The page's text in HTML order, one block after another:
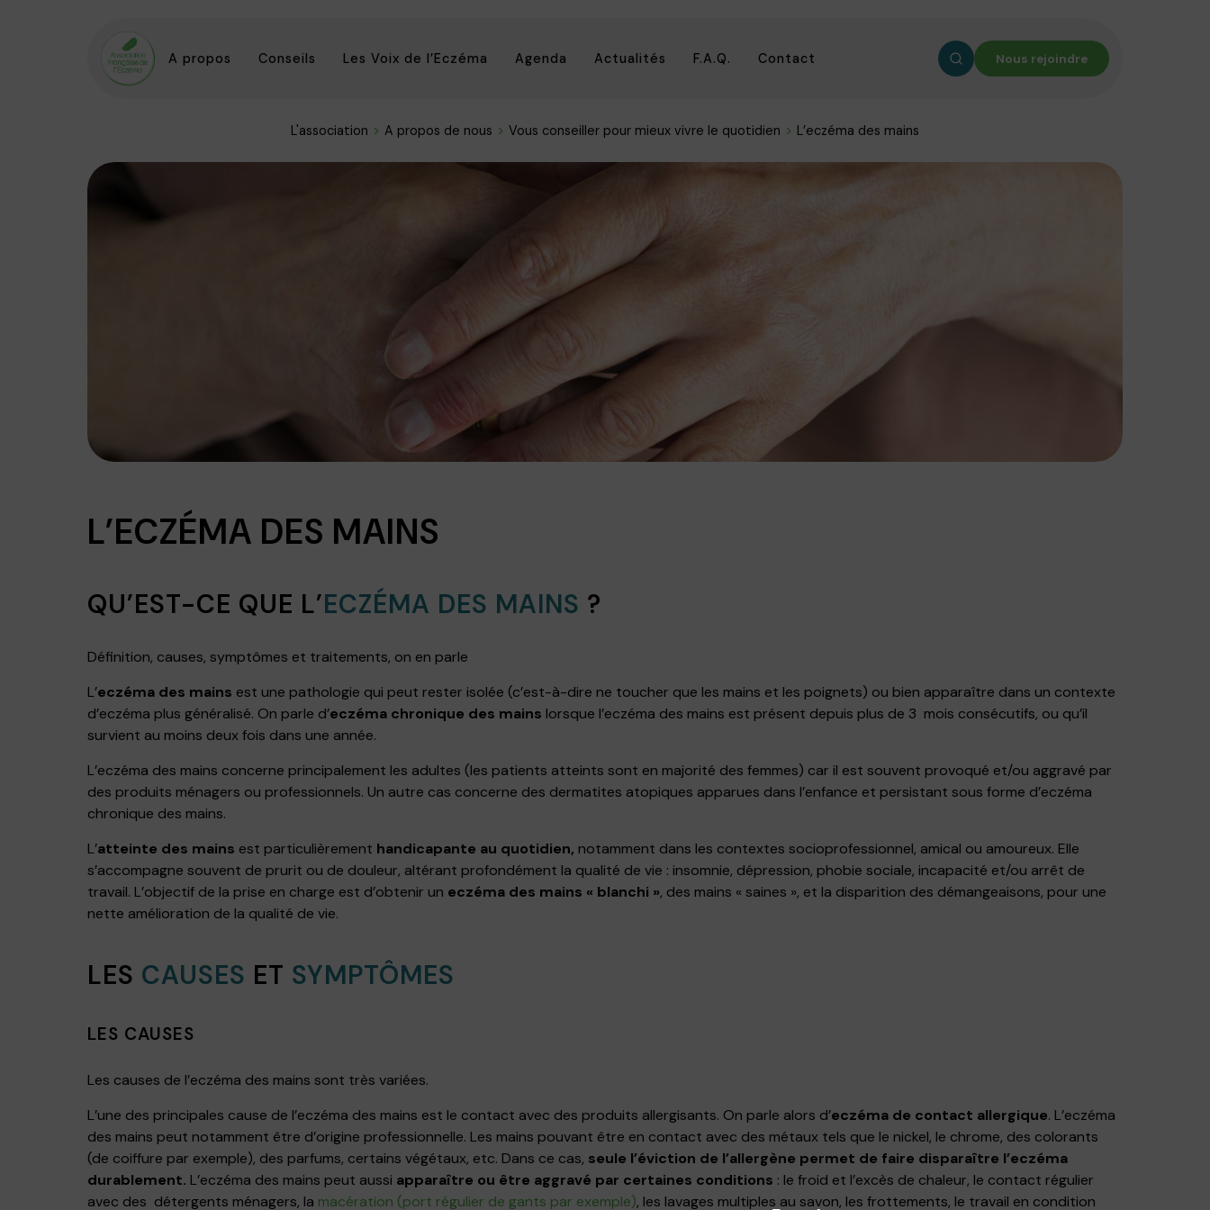
A propos Conseils Les Voix de l’Eczéma Agenda Actualités F.A.Q. Contact Nous rejoindre
L'association A propos de nous Vous conseiller pour mieux vivre le quotidien L’eczéma des mains
L’ECZÉMA DES MAINS
QU’EST-CE QUE L’ECZÉMA DES MAINS ?
Définition, causes, symptômes et traitements, on en parle
L’eczéma des mains est une pathologie qui peut rester isolée (c’est-à-dire ne toucher que les mains et les poignets) ou bien apparaître dans un contexte
d’eczéma plus généralisé. On parle d’eczéma chronique des mains lorsque l’eczéma des mains est présent depuis plus de 3 mois consécutifs, ou qu’il
survient au moins deux fois dans une année.
L’eczéma des mains concerne principalement les adultes (les patients atteints sont en majorité des femmes) car il est souvent provoqué et/ou aggravé par
des produits ménagers ou professionnels. Un autre cas concerne des dermatites atopiques apparues dans l’enfance et persistant sous forme d’eczéma
chronique des mains.
L’atteinte des mains est particulièrement handicapante au quotidien, notamment dans les contextes socioprofessionnel, amical ou amoureux. Elle
s’accompagne souvent de prurit ou de douleur, altérant profondément la qualité de vie : insomnie, dépression, phobie sociale, incapacité et/ou arrêt de
travail. L’objectif de la prise en charge est d’obtenir un eczéma des mains « blanchi », des mains « saines », et la disparition des démangeaisons, pour une
nette amélioration de la qualité de vie.
LES CAUSES ET SYMPTÔMES
LES CAUSES
Les causes de l’eczéma des mains sont très variées.
L’une des principales cause de l’eczéma des mains est le contact avec des produits allergisants. On parle alors d’eczéma de contact allergique. L’eczéma
des mains peut notamment être d’origine professionnelle. Les mains pouvant être en contact avec des métaux tels que le nickel, le chrome, des colorants
(de coiffure par exemple), des parfums, certains végétaux, etc. Dans ce cas, seule l’éviction de l’allergène permet de faire disparaître l’eczéma
durablement. L’eczéma des mains peut aussi apparaître ou être aggravé par certaines conditions : le froid et l’excès de chaleur, le contact régulier
avec des détergents ménagers, la macération (port régulier de gants par exemple), les lavages multiples au savon, les frottements, le travail en condition